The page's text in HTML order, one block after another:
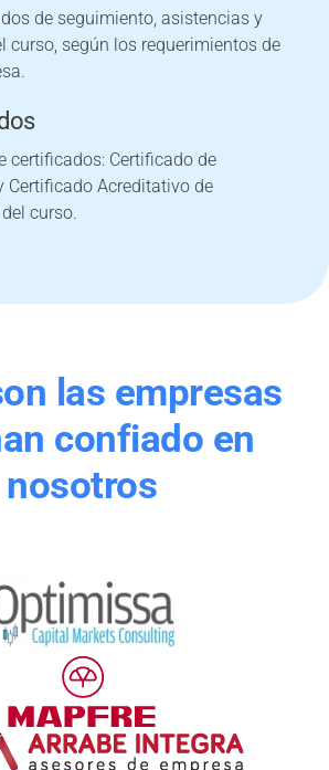
de seguimiento, asistencias y
curso, según los requerimientos de
certificados: Certificado de
Certificado Acreditativo de
curso.
las empresas
confiado en
nosotros